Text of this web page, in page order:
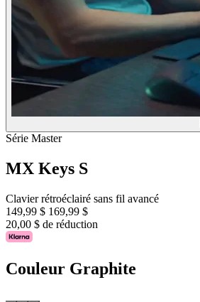
Série Master
MX Keys S
Clavier rétroéclairé sans fil avancé
149,99 $ 169,99 $
20,00 $ de réduction
Couleur Graphite